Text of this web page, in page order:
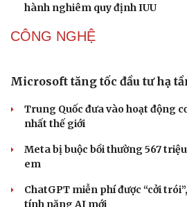
chăm sóc
Việt Nam giành 7 huy chương tại
Ban hành danh mục trang thiết
trạng khẩn cấp
Nâng cấp, tôn tạo Nghĩa trang
Ngư dân Quảng Ngãi thay đổi tư
hành nghiêm quy định IUU
CÔNG NGHỆ